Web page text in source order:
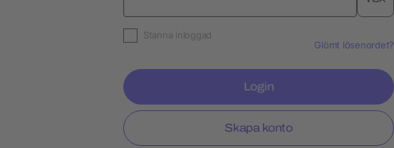
Stanna inloggad
Glömt lösenordet?
Login
Skapa konto